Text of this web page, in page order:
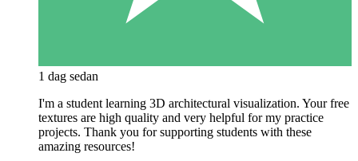
1 dag sedan
I'm a student learning 3D architectural visualization. Your free
textures are high quality and very helpful for my practice
projects. Thank you for supporting students with these
amazing resources!